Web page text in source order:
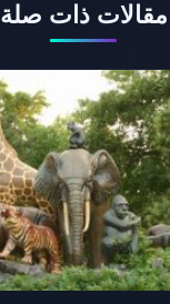
مقالات ذات صلة